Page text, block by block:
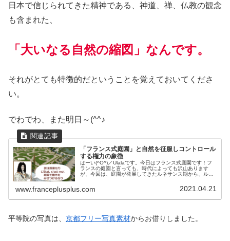
日本で信じられてきた精神である、神道、禅、仏教の観念
も含まれた、
「大いなる自然の縮図」なんです。
それがとても特徴的だということを覚えておいてくださ
い。
でわでわ、また明日～(^^♪
「フランス式庭園」と自然を征服しコントロール
する権力の象徴
はーい(^O^)／Ulalaです。今日はフランス式庭園です！フ
ランスの庭園と言っても、時代によっても沢山あります
が、今回は、庭園が発展してきたルネサンス期から、ルイ
www.franceplusplus.com 2021.04.21
平等院の写真は、 京都フリー写真素材からお借りしました。